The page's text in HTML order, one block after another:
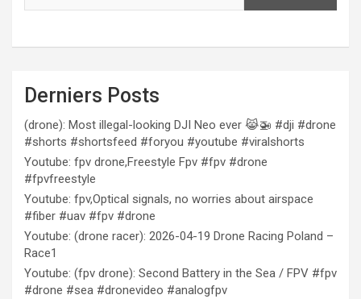
Derniers Posts
(drone): Most illegal-looking DJI Neo ever 😹🚁 #dji #drone
#shorts #shortsfeed #foryou #youtube #viralshorts
Youtube: fpv drone,Freestyle Fpv #fpv #drone
#fpvfreestyle
Youtube: fpv,Optical signals, no worries about airspace
#fiber #uav #fpv #drone
Youtube: (drone racer): 2026-04-19 Drone Racing Poland –
Race1
Youtube: (fpv drone): Second Battery in the Sea / FPV #fpv
#drone #sea #dronevideo #analogfpv